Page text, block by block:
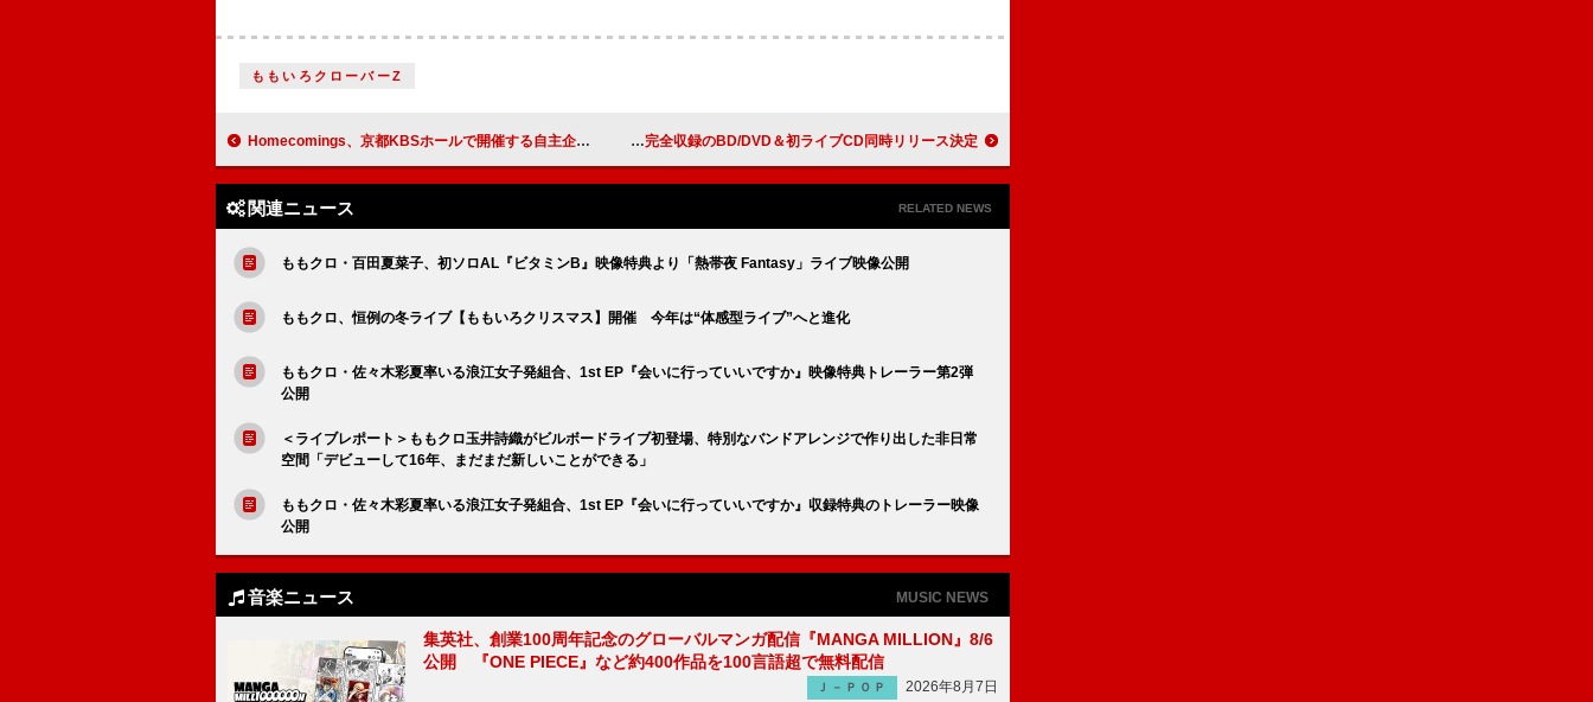
ももいろクローバーZ
Homecomings、京都KBSホールで開催する自主企画ライブに羊文学のゲスト出演決定 大原櫻子、10周年記念ツアーFINAL完全収録のBD/DVD＆初ライブCD同時リリース決定
関連ニュース RELATED NEWS
ももクロ・百田夏菜子、初ソロAL『ビタミンB』映像特典より「熱帯夜 Fantasy」ライブ映像公開
ももクロ、恒例の冬ライブ【ももいろクリスマス】開催 今年は“体感型ライブ”へと進化
ももクロ・佐々木彩夏率いる浪江女子発組合、1st EP『会いに行っていいですか』映像特典トレーラー第2弾
公開
＜ライブレポート＞ももクロ玉井詩織がビルボードライブ初登場、特別なバンドアレンジで作り出した非日常
空間「デビューして16年、まだまだ新しいことができる」
ももクロ・佐々木彩夏率いる浪江女子発組合、1st EP『会いに行っていいですか』収録特典のトレーラー映像
公開
音楽ニュース MUSIC NEWS
集英社、創業100周年記念のグローバルマンガ配信『MANGA MILLION』8/6
公開 『ONE PIECE』など約400作品を100言語超で無料配信
Ｊ－ＰＯＰ
2026年8月7日